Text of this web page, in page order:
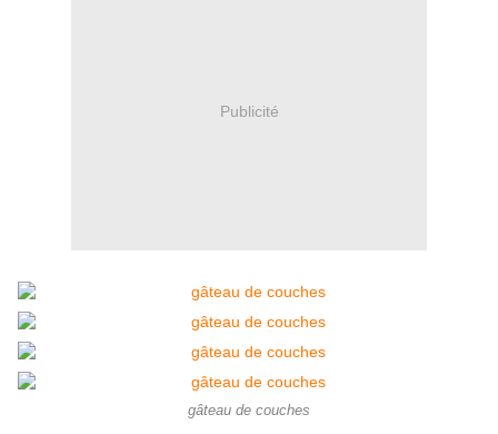
Publicité
gâteau de couches